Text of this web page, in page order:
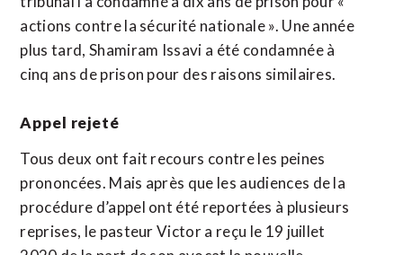
actions contre la sécurité nationale ». Une année
plus tard, Shamiram Issavi a été condamnée à
cinq ans de prison pour des raisons similaires.
Appel rejeté
Tous deux ont fait recours contre les peines
prononcées. Mais après que les audiences de la
procédure d’appel ont été reportées à plusieurs
reprises, le pasteur Victor a reçu le 19 juillet